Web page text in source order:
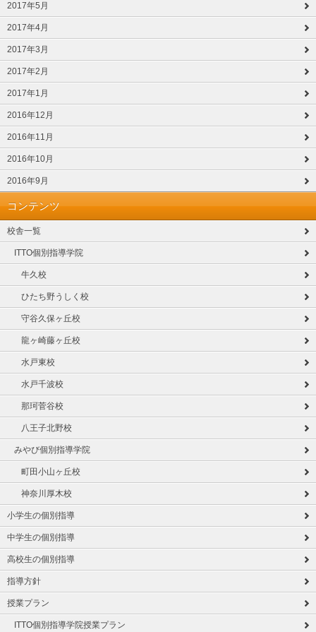
2017年5月
2017年4月
2017年3月
2017年2月
2017年1月
2016年12月
2016年11月
2016年10月
2016年9月
コンテンツ
校舎一覧
ITTO個別指導学院
牛久校
ひたち野うしく校
守谷久保ヶ丘校
龍ヶ崎藤ヶ丘校
水戸東校
水戸千波校
那珂菅谷校
八王子北野校
みやび個別指導学院
町田小山ヶ丘校
神奈川厚木校
小学生の個別指導
中学生の個別指導
高校生の個別指導
指導方針
授業プラン
ITTO個別指導学院授業プラン